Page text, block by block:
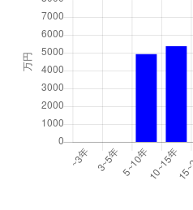
向洋町中
向洋町中
1,900万円
向洋町中
2,100万円
向洋町中
2,900万円
1,900万円